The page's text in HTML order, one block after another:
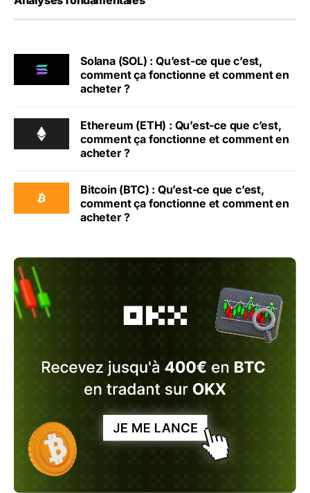
Solana (SOL) : Qu’est-ce que c’est,
comment ça fonctionne et comment en
acheter ?
Ethereum (ETH) : Qu’est-ce que c’est,
comment ça fonctionne et comment en
acheter ?
Bitcoin (BTC) : Qu’est-ce que c’est,
comment ça fonctionne et comment en
acheter ?